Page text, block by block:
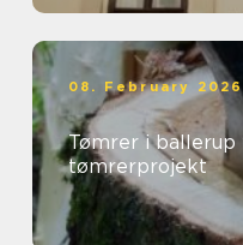
08. February 2026
Tømrer i ballerup få mest værdi ud af dit
tømrerprojekt